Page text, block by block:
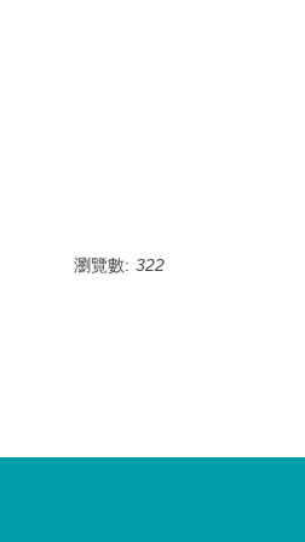
瀏覽數: 322